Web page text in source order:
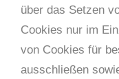
über das Setzen
Cookies nur im
von Cookies für
ausschließen